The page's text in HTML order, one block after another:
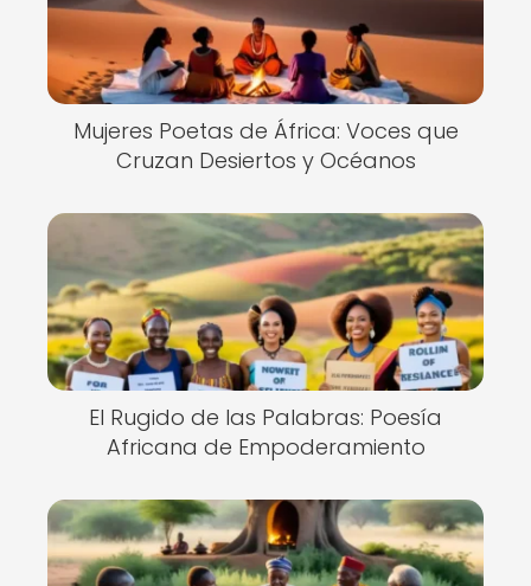
Mujeres Poetas de África: Voces que
Cruzan Desiertos y Océanos
El Rugido de las Palabras: Poesía
Africana de Empoderamiento